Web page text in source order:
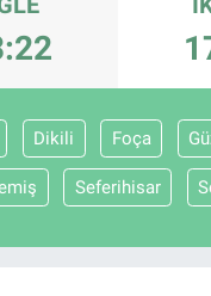
Dikili Foça
Seferihisar